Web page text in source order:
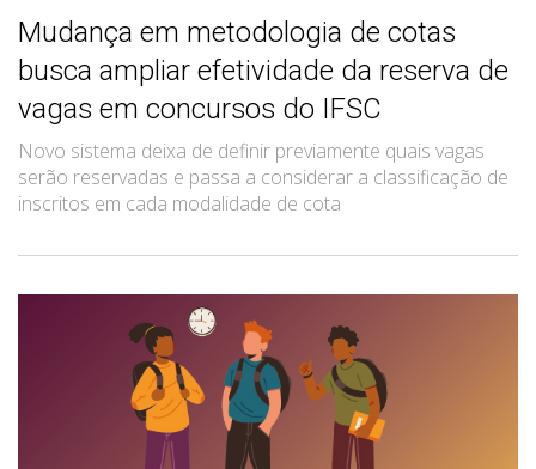
Mudança em metodologia de cotas
busca ampliar efetividade da reserva de
vagas em concursos do IFSC
Novo sistema deixa de definir previamente quais vagas
serão reservadas e passa a considerar a classificação de
inscritos em cada modalidade de cota